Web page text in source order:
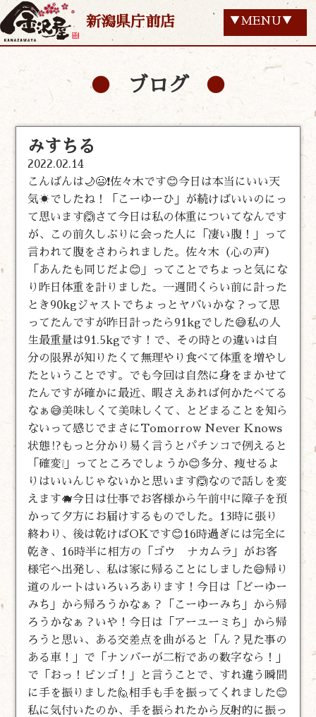
新潟県庁前店 ▼MENU▼
ブログ
みすちる
2022.02.14
こんばんは🌙😃❗佐々木です😊今日は本当にいい天
気☀️でしたね！「こーゆーひ」が続けばいいのにっ
て思います🙆さて今日は私の体重についてなんです
が、この前久しぶりに会った人に「凄い腹！」って
言われて腹をさわられました。佐々木（心の声）
「あんたも同じだよ😊」ってことでちょっと気にな
り昨日体重を計りました。一週間くらい前に計った
とき90kgジャストでちょっとヤバいかな？って思
ってたんですが昨日計ったら91kgでした😅私の人
生最重量は91.5kgです！で、その時との違いは自
分の限界が知りたくて無理やり食べて体重を増やし
たということです。でも今回は自然に身をまかせて
たんですが確かに最近、暇さえあれば何かたべてる
なぁ😅美味しくて美味しくて、とどまることを知ら
ないって感じでまさにTomorrow Never Knows
状態⁉️もっと分かり易く言うとパチンコで例えると
「確変❕」ってところでしょうか😊多分、痩せるよ
りはいいんじゃないかと思います🙆なので話しを変
えます🐗今日は仕事でお客様から午前中に障子を預
かって夕方にお届けするものでした。13時に張り
終わり、後は乾けばOKです😊16時過ぎには完全に
乾き、16時半に相方の「ゴウ ナカムラ」がお客
様宅へ出発し、私は家に帰ることにしました😄帰り
道のルートはいろいろあります！今日は「どーゆー
みち」から帰ろうかなぁ？「こーゆーみち」から帰
ろうかなぁ？いや！今日は「アーユーミち」から帰
ろうと思い、ある交差点を曲がると「ん？見た事の
ある車！」で「ナンバーが二桁であの数字なら！」
で「おっ！ビンゴ！」と言うことで、すれ違う瞬間
に手を振りました🙋相手も手を振ってくれました😊
私に気付いたのか、手を振られたから反射的に振っ